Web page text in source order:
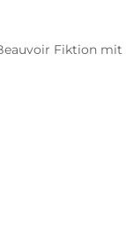
Fiktion